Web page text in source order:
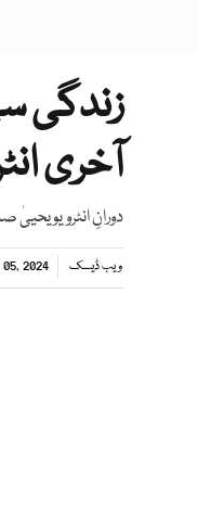
زندگی
آخری
دورانِ انٹرویو یحییٰ
ویب ڈیسک 2024